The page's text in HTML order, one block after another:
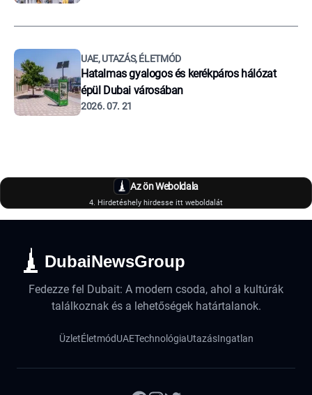
UAE, UTAZÁS, ÉLETMÓD
Hatalmas gyalogos és kerékpáros hálózat
épül Dubai városában
2026. 07. 21
Az ön Weboldala
4. Hirdetéshely hirdesse itt weboldalát
DubaiNewsGroup
Fedezze fel Dubait: A modern csoda, ahol a kultúrák
találkoznak és a lehetőségek határtalanok.
ÜzletÉletmódUAETechnológiaUtazásIngatlan